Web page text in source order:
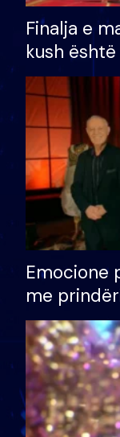
Finalja e
kush
shtëpinë
të fituar
Emocione
me
divorci